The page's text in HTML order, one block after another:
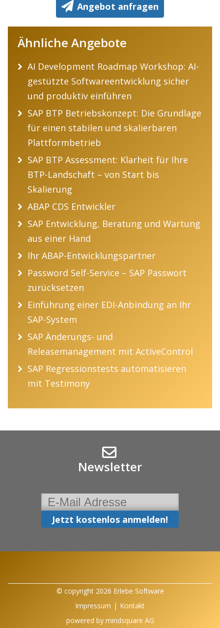
Angebot anfragen
Ähnliche Angebote
AI Development Roadmap Workshop: AI-
gestützte Softwareentwicklung sicher
und produktiv einführen
SAP BTP Betriebskonzept: Die Grundlage
für einen stabilen und skalierbaren
Plattformbetrieb
SAP BTP Assessment: Klarheit für Ihre
BTP-Landschaft – von Start bis
Skalierung
ABAP CDS Entwickler
SAP Entwicklung, Beratung und Wartung
aus einer Hand
Ihr ABAP-Entwicklungspartner
Password Self-Service – SAP Passwort
zurücksetzen
Einführung einer EDI-Anbindung an Ihr
SAP-System
SAP Änderungs- und
Releasemanagement mit ActiveControl
SAP Regressionstests automatisieren
mit Testimony
Newsletter
© copyright 2026 Erlebe Software
Impressum | Kontakt
powered by mindsquare AG